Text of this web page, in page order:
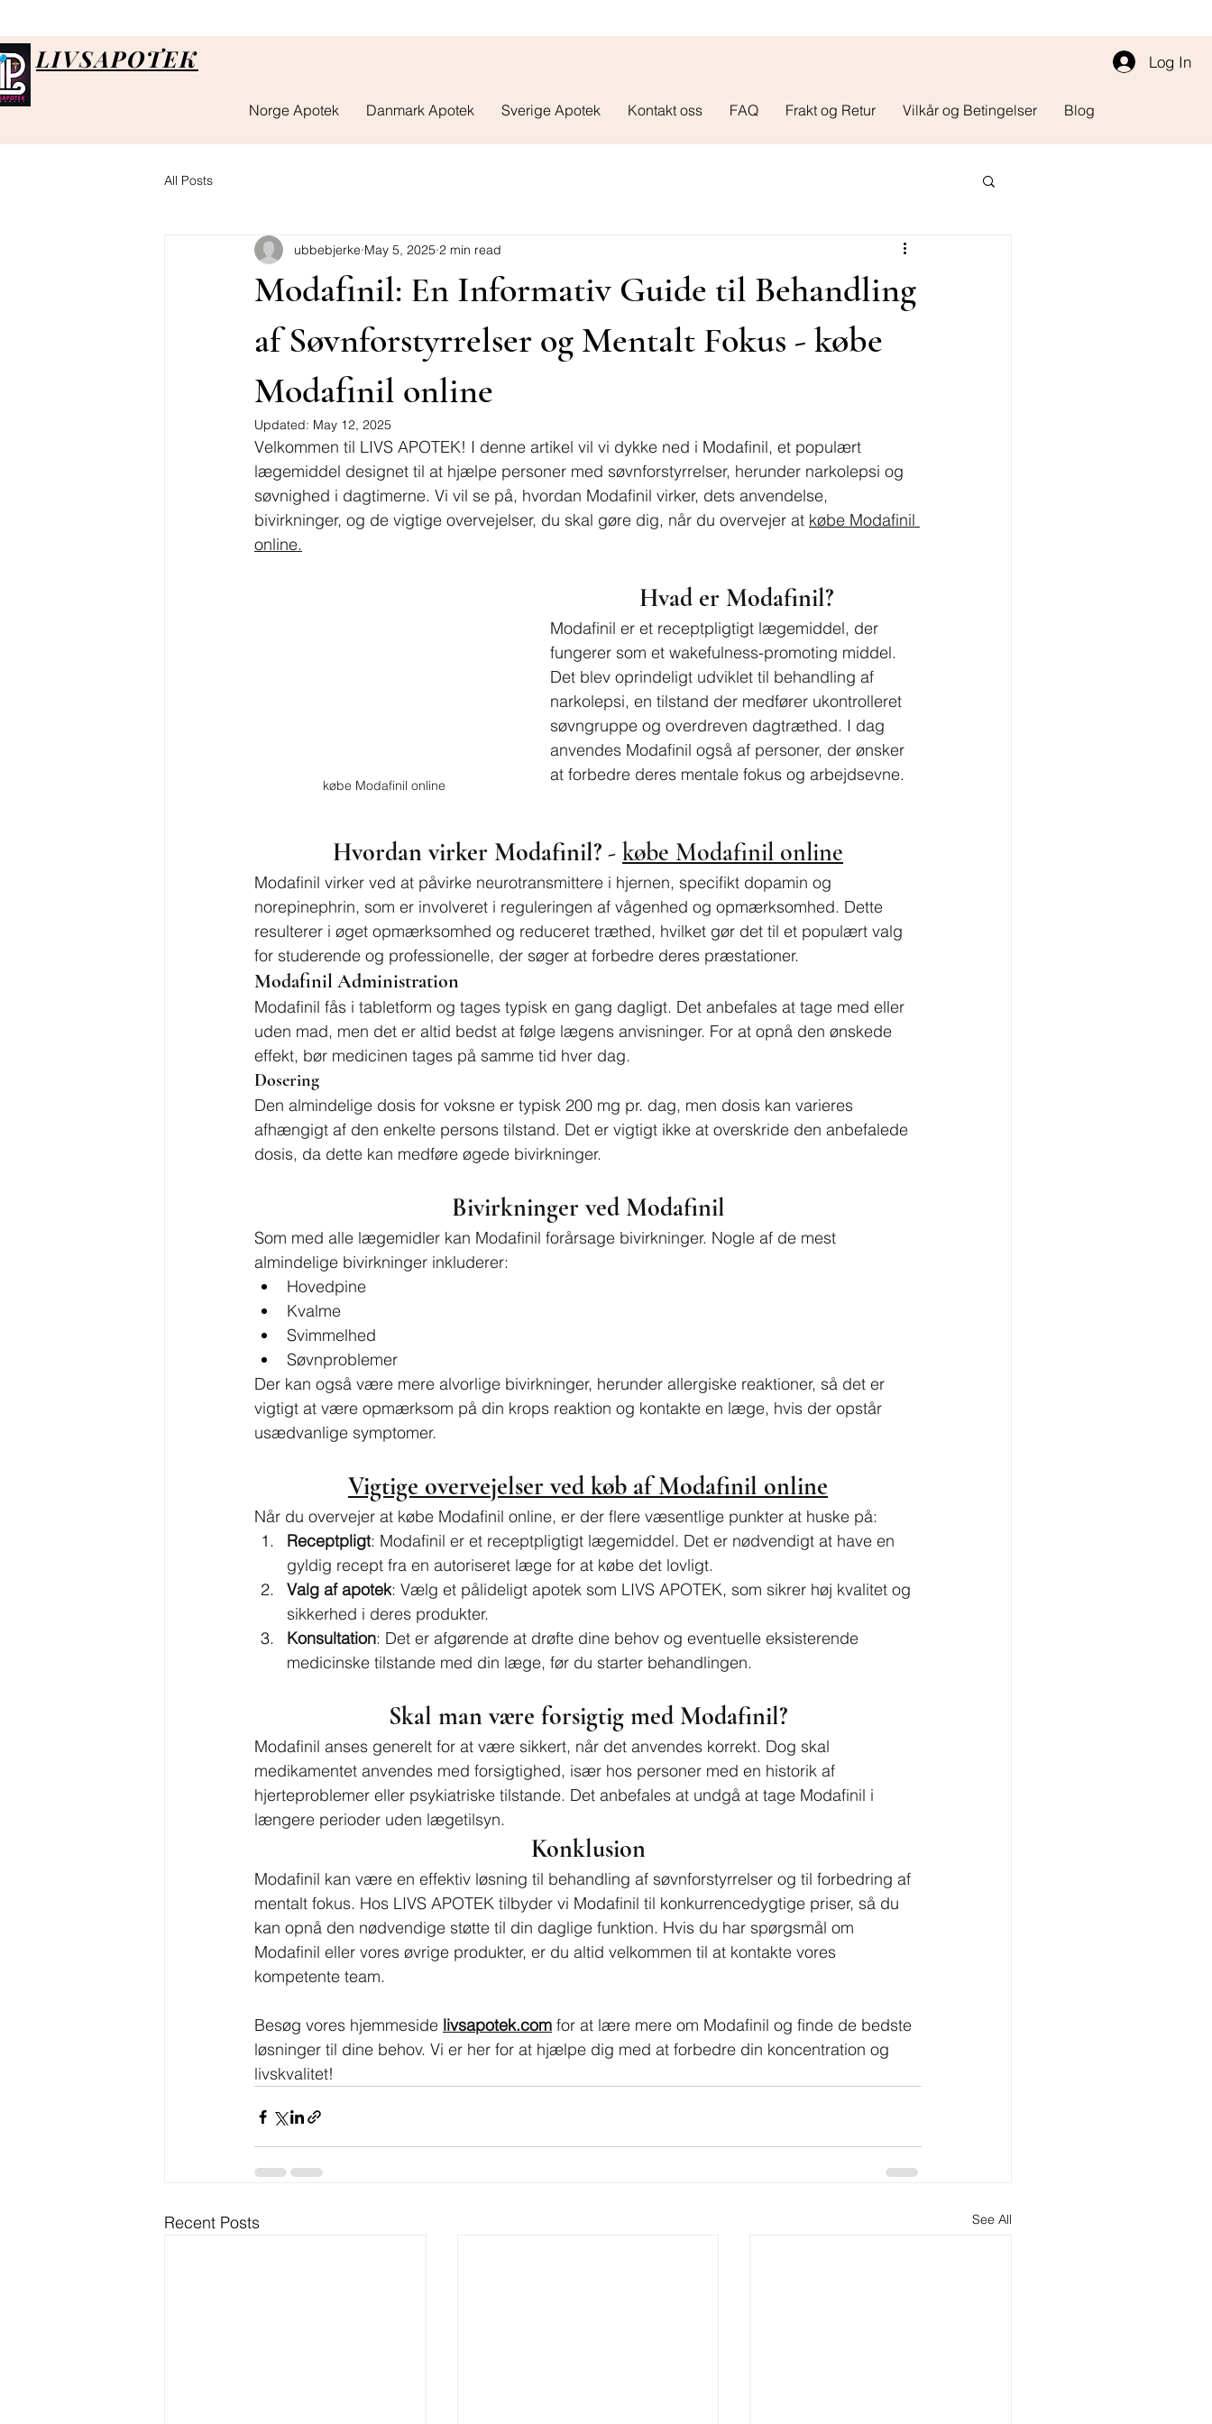
LIVSAPOTEK Log In
Norge Apotek Danmark Apotek Sverige Apotek Kontakt oss FAQ Frakt og Retur Vilkår og Betingelser Blog
All Posts
Modafinil: En Informativ Guide til Behandling
af Søvnforstyrrelser og Mentalt Fokus - købe
Modafinil online
ubbebjerke May 5, 2025 2 min read
Updated: May 12, 2025
Velkommen til LIVS APOTEK! I denne artikel vil vi dykke ned i Modafinil, et populært
lægemiddel designet til at hjælpe personer med søvnforstyrrelser, herunder narkolepsi og
søvnighed i dagtimerne. Vi vil se på, hvordan Modafinil virker, dets anvendelse,
bivirkninger, og de vigtige overvejelser, du skal gøre dig, når du overvejer at købe Modafinil
online.
købe Modafinil online
Hvad er Modafinil?
Modafinil er et receptpligtigt lægemiddel, der
fungerer som et wakefulness-promoting middel.
Det blev oprindeligt udviklet til behandling af
narkolepsi, en tilstand der medfører ukontrolleret
søvngruppe og overdreven dagtræthed. I dag
anvendes Modafinil også af personer, der ønsker
at forbedre deres mentale fokus og arbejdsevne.
Hvordan virker Modafinil? - købe Modafinil online
Modafinil virker ved at påvirke neurotransmittere i hjernen, specifikt dopamin og
norepinephrin, som er involveret i reguleringen af vågenhed og opmærksomhed. Dette
resulterer i øget opmærksomhed og reduceret træthed, hvilket gør det til et populært valg
for studerende og professionelle, der søger at forbedre deres præstationer.
Modafinil Administration
Modafinil fås i tabletform og tages typisk en gang dagligt. Det anbefales at tage med eller
uden mad, men det er altid bedst at følge lægens anvisninger. For at opnå den ønskede
effekt, bør medicinen tages på samme tid hver dag.
Dosering
Den almindelige dosis for voksne er typisk 200 mg pr. dag, men dosis kan varieres
afhængigt af den enkelte persons tilstand. Det er vigtigt ikke at overskride den anbefalede
dosis, da dette kan medføre øgede bivirkninger.
Bivirkninger ved Modafinil
Som med alle lægemidler kan Modafinil forårsage bivirkninger. Nogle af de mest
almindelige bivirkninger inkluderer:
Hovedpine
Kvalme
Svimmelhed
Søvnproblemer
Der kan også være mere alvorlige bivirkninger, herunder allergiske reaktioner, så det er
vigtigt at være opmærksom på din krops reaktion og kontakte en læge, hvis der opstår
usædvanlige symptomer.
Vigtige overvejelser ved køb af Modafinil online
Når du overvejer at købe Modafinil online, er der flere væsentlige punkter at huske på:
Receptpligt: Modafinil er et receptpligtigt lægemiddel. Det er nødvendigt at have en
gyldig recept fra en autoriseret læge for at købe det lovligt.
Valg af apotek: Vælg et pålideligt apotek som LIVS APOTEK, som sikrer høj kvalitet og
sikkerhed i deres produkter.
Konsultation: Det er afgørende at drøfte dine behov og eventuelle eksisterende
medicinske tilstande med din læge, før du starter behandlingen.
Skal man være forsigtig med Modafinil?
Modafinil anses generelt for at være sikkert, når det anvendes korrekt. Dog skal
medikamentet anvendes med forsigtighed, især hos personer med en historik af
hjerteproblemer eller psykiatriske tilstande. Det anbefales at undgå at tage Modafinil i
længere perioder uden lægetilsyn.
Konklusion
Modafinil kan være en effektiv løsning til behandling af søvnforstyrrelser og til forbedring af
mentalt fokus. Hos LIVS APOTEK tilbyder vi Modafinil til konkurrencedygtige priser, så du
kan opnå den nødvendige støtte til din daglige funktion. Hvis du har spørgsmål om
Modafinil eller vores øvrige produkter, er du altid velkommen til at kontakte vores
kompetente team.
Besøg vores hjemmeside livsapotek.com for at lære mere om Modafinil og finde de bedste
løsninger til dine behov. Vi er her for at hjælpe dig med at forbedre din koncentration og
livskvalitet!
Recent Posts See All